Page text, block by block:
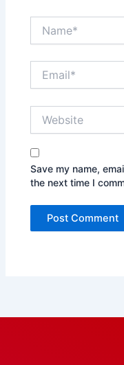
Save my name,
the next time I